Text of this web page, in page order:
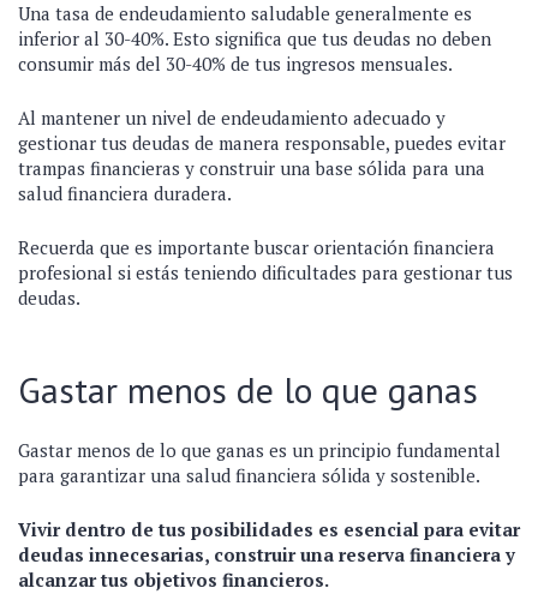
Una tasa de endeudamiento saludable generalmente es
inferior al 30-40%. Esto significa que tus deudas no deben
consumir más del 30-40% de tus ingresos mensuales.
Al mantener un nivel de endeudamiento adecuado y
gestionar tus deudas de manera responsable, puedes evitar
trampas financieras y construir una base sólida para una
salud financiera duradera.
Recuerda que es importante buscar orientación financiera
profesional si estás teniendo dificultades para gestionar tus
deudas.
Gastar menos de lo que ganas
Gastar menos de lo que ganas es un principio fundamental
para garantizar una salud financiera sólida y sostenible.
Vivir dentro de tus posibilidades es esencial para evitar
deudas innecesarias, construir una reserva financiera y
alcanzar tus objetivos financieros.